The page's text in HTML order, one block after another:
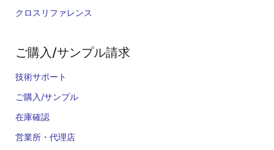
クロスリファレンス
ご購入/サンプル請求
技術サポート
ご購入/サンプル
在庫確認
営業所・代理店